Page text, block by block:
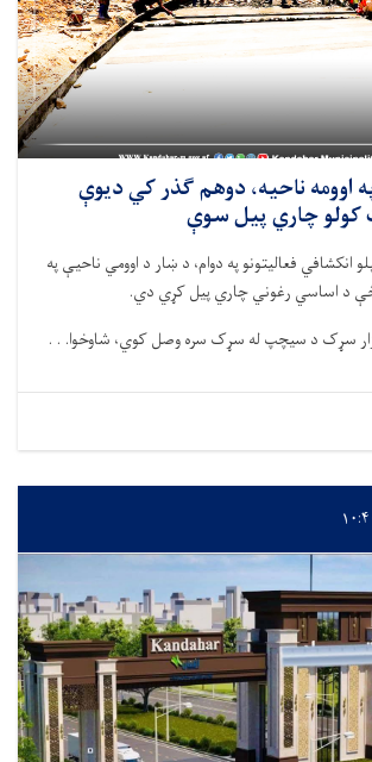
اوومه ناحيه، دوهم ګذر کي ديوې
کولو چاري پیل سوې
انکشافي فعالیتونو په دوام، د ښار د اوومي ناحیې په
د اساسي رغوني چاري پیل کړي دي.
سړک د سيچپ له سړک سره وصل کوي، شاوخوا. . .